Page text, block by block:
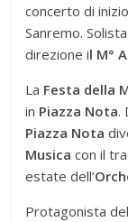
concerto di
Sanremo.
direzione il M°
La Festa della
in Piazza Nota.
Piazza Nota
Musica con il
estate dell’
Protagonista